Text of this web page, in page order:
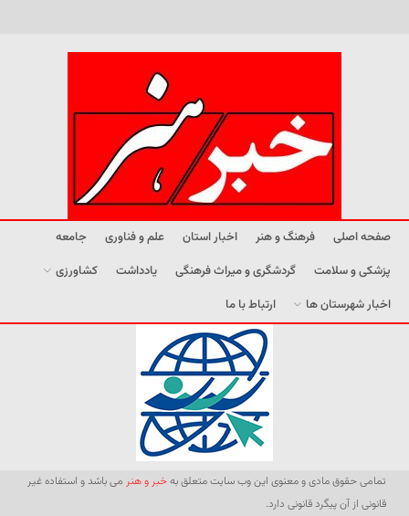
صفحه اصلی فرهنگ و هنر اخبار استان علم و فناوری
جامعه
پزشکی و سلامت
گردشگری و میراث فرهنگی یادداشت
کشاورزی
اخبار شهرستان ها
ارتباط با ما
تمامی حقوق مادی و معنوی این وب سایت متعلق بهخبر و هنر می باشد و استفاده غیر
قانونی از آن پیگرد قانونی دارد.